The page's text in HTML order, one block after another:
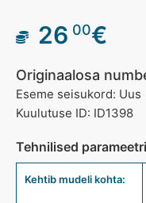
26 00€
Originaalosa
Eseme seisukord: Uus
Kuulutuse ID: ID1398
Tehnilised
Kehtib mudeli kohta: